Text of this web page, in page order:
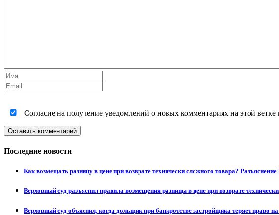
Согласие на получение уведомлений о новых комментариях на этой ветке
Оставить комментарий
Последние новости
Как возмещать разницу в цене при возврате технически сложного товара? Разъяснение
Верховный суд разъяснил правила возмещения разницы в цене при возврате
Верховный суд объяснил, когда дольщик при банкротстве застройщика теряет право